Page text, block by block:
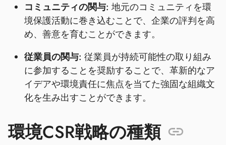
コミュニティの関与: 地元のコミュニティを環
境保護活動に巻き込むことで、企業の評判を高
め、善意を育むことができます。
従業員の関与: 従業員が持続可能性の取り組み
に参加することを奨励することで、革新的なア
イデアや環境責任に焦点を当てた強固な組織文
化を生み出すことができます。
環境CSR戦略の種類